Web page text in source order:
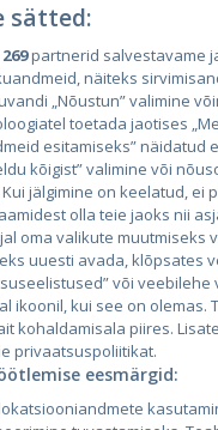
CVbankas.lt
Kainos.lt
sätted:
269partnerid salvestavame
näiteks
„Nõustun” valimine
toetada jaotises
esitamiseks” näidatud
kõigist” valimine või
jälgimine on keelatud, ei
olla teie jaoks nii
oma valikute muutmiseks
uuesti avada, klõpsates
või
ikoonil, kui see on olemas.
kohaldamisala piires.
privaatsuspoliitikat.
eesmärgid: